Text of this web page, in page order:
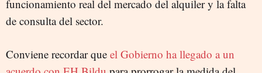
funcionamiento real del mercado del alquiler y la falta
de consulta del sector.
Conviene recordar que el Gobierno ha llegado a un